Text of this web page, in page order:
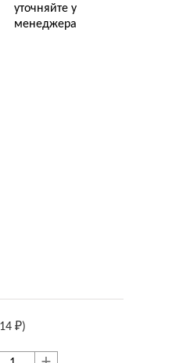
уточняйте у
менеджера
₽)